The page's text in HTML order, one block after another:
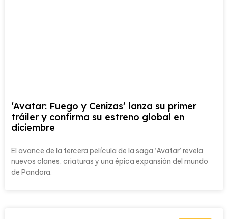
‘Avatar: Fuego y Cenizas’ lanza su primer
tráiler y confirma su estreno global en
diciembre
El avance de la tercera película de la saga ‘Avatar’ revela
nuevos clanes, criaturas y una épica expansión del mundo
de Pandora.